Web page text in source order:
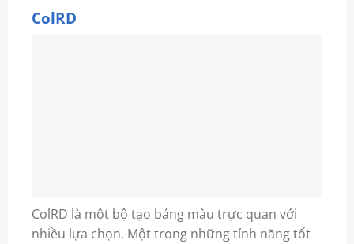
ColRD
ColRD là một bộ tạo bảng màu trực quan với
nhiều lựa chọn. Một trong những tính năng tốt